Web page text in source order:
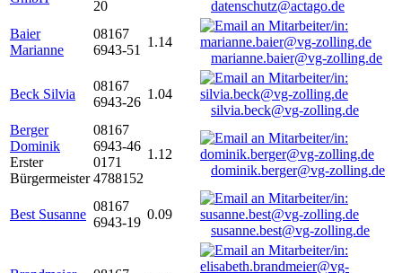
20
datenschutz@actago.de
Baier
Marianne
08167
6943-51
1.14
marianne.baier@vg-zolling.de
Beck Silvia
08167
6943-26
1.04
silvia.beck@vg-zolling.de
Berger
Dominik
Erster
Bürgermeister
08167
6943-46
0171
4788152
1.12
dominik.berger@vg-zolling.de
Best Susanne
08167
6943-19
0.09
susanne.best@vg-zolling.de